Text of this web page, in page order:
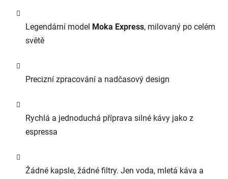
Legendární model Moka Express, milovaný po celém
světě
Precizní zpracování a nadčasový design
Rychlá a jednoduchá příprava silné kávy jako z
espressa
Žádné kapsle, žádné filtry. Jen voda, mletá káva a